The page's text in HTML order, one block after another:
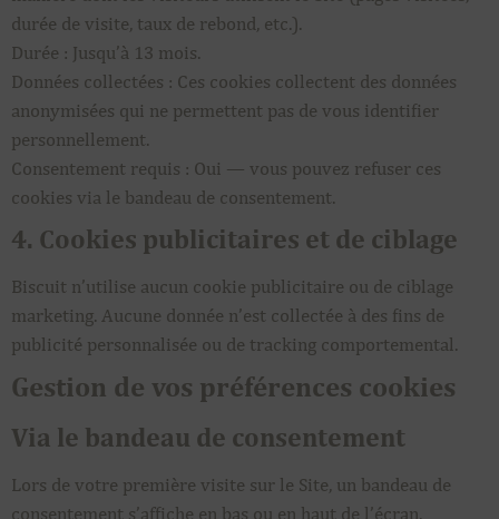
durée de visite, taux de rebond, etc.).
Durée : Jusqu’à 13 mois.
Données collectées : Ces cookies collectent des données
anonymisées qui ne permettent pas de vous identifier
personnellement.
Consentement requis : Oui — vous pouvez refuser ces
cookies via le bandeau de consentement.
4. Cookies publicitaires et de ciblage
Biscuit n’utilise aucun cookie publicitaire ou de ciblage
marketing. Aucune donnée n’est collectée à des fins de
publicité personnalisée ou de tracking comportemental.
Gestion de vos préférences cookies
Via le bandeau de consentement
Lors de votre première visite sur le Site, un bandeau de
consentement s’affiche en bas ou en haut de l’écran.